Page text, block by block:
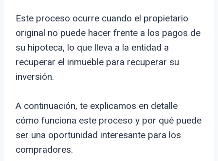
Este proceso ocurre cuando el propietario
original no puede hacer frente a los pagos de
su hipoteca, lo que lleva a la entidad a
recuperar el inmueble para recuperar su
inversión.
A continuación, te explicamos en detalle
cómo funciona este proceso y por qué puede
ser una oportunidad interesante para los
compradores.